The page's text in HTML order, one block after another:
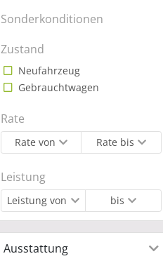
Sonderkonditionen
Zustand
Neufahrzeug
Gebrauchtwagen
Rate
Rate von Rate bis
Leistung
Leistung von bis
Ausstattung